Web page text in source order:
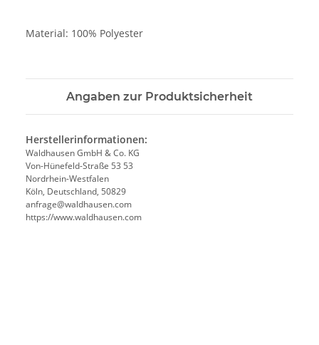
Material: 100% Polyester
Angaben zur Produktsicherheit
Herstellerinformationen:
Waldhausen GmbH & Co. KG
Von-Hünefeld-Straße 53 53
Nordrhein-Westfalen
Köln, Deutschland, 50829
anfrage@waldhausen.com
https://www.waldhausen.com